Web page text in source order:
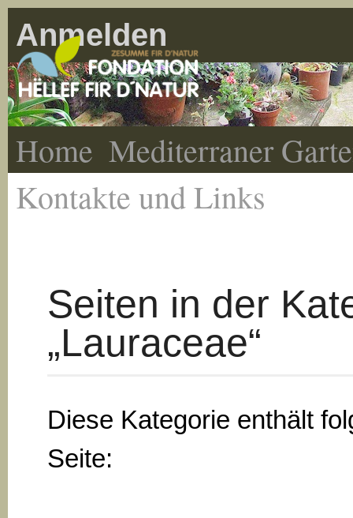
Anmelden
Home Mediterraner
Kontakte und Links
Seiten in der
„Lauraceae“
Diese Kategorie enthält
Seite: